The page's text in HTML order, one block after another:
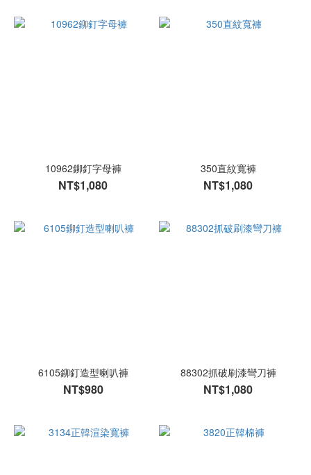
10962鉚釘字母褲
NT$1,080
350直紋寬褲
NT$1,080
6105鉚釘造型喇叭褲
NT$980
88302抓破刷漆彎刀褲
NT$1,080